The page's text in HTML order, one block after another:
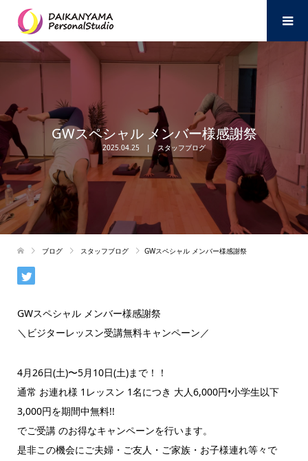
GWスペシャル メンバー様感謝祭
2025.04.25 スタッフブログ
ブログ スタッフブログ GWスペシャル メンバー様感謝祭
GWスペシャル メンバー様感謝祭
＼ビジターレッスン受講無料キャンペーン／
4月26日(土)〜5月10日(土)まで！！
通常 お連れ様 1レッスン 1名につき 大人6,000円•小学生以下
3,000円を期間中無料!!
でご受講 のお得なキャンペーンを行います。
是非この機会にご夫婦・ご友人・ご家族・お子様連れ等々で